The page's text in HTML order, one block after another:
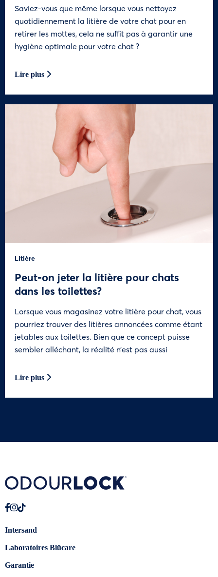
Saviez-vous que même lorsque vous nettoyez
quotidiennement la litière de votre chat pour en
retirer les mottes, cela ne suffit pas à garantir une
hygiène optimale pour votre chat ?
Lire plus
Litière
Peut-on jeter la litière pour chats
dans les toilettes?
Lorsque vous magasinez votre litière pour chat, vous
pourriez trouver des litières annoncées comme étant
jetables aux toilettes. Bien que ce concept puisse
sembler alléchant, la réalité n’est pas aussi
Lire plus
Intersand
Laboratoires Blücare
Garantie